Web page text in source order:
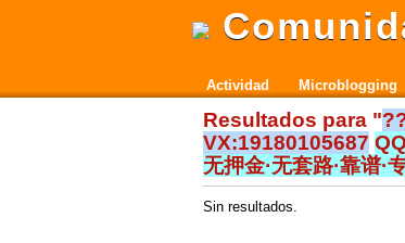
Actividad Microblogging
Resultados para "
VX:19180105687
无押金·无套路·靠谱·
Sin resultados.